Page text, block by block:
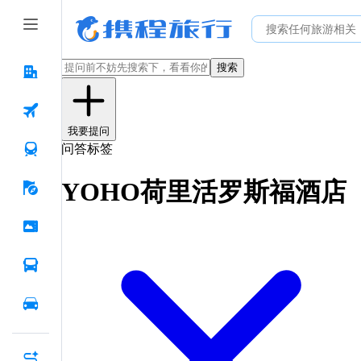
搜索
我要提问
问答标签
YOHO荷里活罗斯福酒店